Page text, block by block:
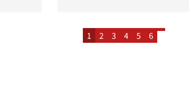
1 2 3 4 5 6